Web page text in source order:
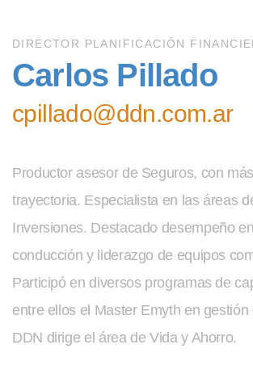
DIRECTOR PLANIFICACIÓN
Carlos Pillado
cpillado@ddn.com.ar
Productor asesor de Seguros, con
trayectoria. Especialista en las áreas
Inversiones. Destacado desempeño
conducción y liderazgo de equipos
Participó en diversos programas de
entre ellos el Master Emyth en
DDN dirige el área de Vida y Ahorro.